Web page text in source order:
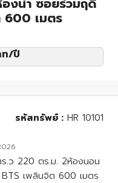
งน้ำ ซอยร่วมฤดี
600 เมตร
/ปี
รหัสทรัพย์ : HR 10101
ร.ว 220 ตร.ม. 2ห้องนอน
เพลินจิต 600 เมตร